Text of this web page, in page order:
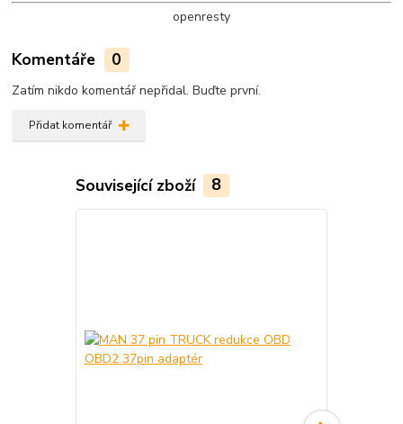
openresty
Komentáře 0
Zatím nikdo komentář nepřidal. Buďte první.
Přidat komentář
Související zboží 8